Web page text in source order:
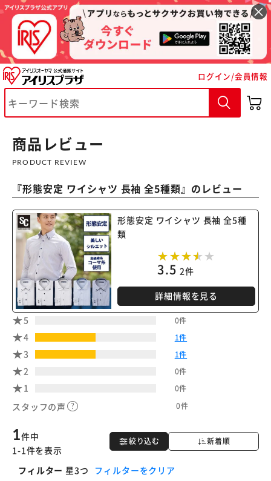
ログイン/会員情報
商品レビュー
PRODUCT REVIEW
『形態安定 ワイシャツ 長袖 全5種類』のレビュー
形態安定 ワイシャツ 長袖 全5種
類
3.5 2件
詳細情報を見る
5 0件
4 1件
3 1件
2 0件
1 0件
スタッフの声 0件
絞り込む 新着順
1件中
1-1件を表示
フィルター 星3つ フィルターをクリア
※ご確認ください
カートに入れる 購入手続きへ